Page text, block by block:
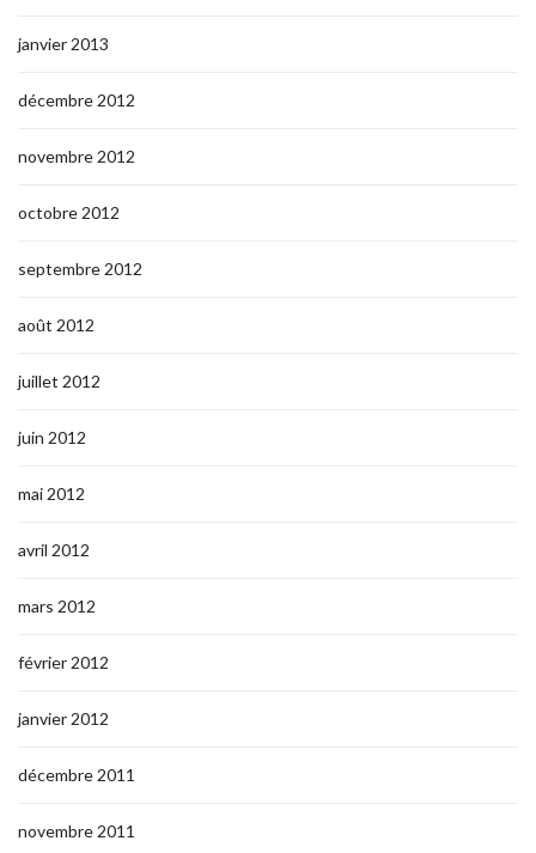
janvier 2013
décembre 2012
novembre 2012
octobre 2012
septembre 2012
août 2012
juillet 2012
juin 2012
mai 2012
avril 2012
mars 2012
février 2012
janvier 2012
décembre 2011
novembre 2011